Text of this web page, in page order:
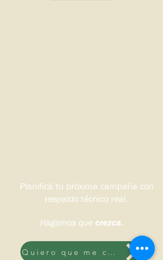
Planificá tu próxima campaña con
respaldo técnico real.
Quiero que me contacten